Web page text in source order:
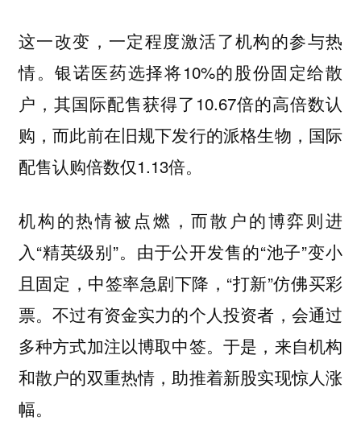
这一改变，一定程度激活了机构的参与热
情。银诺医药选择将10%的股份固定给散
户，其国际配售获得了10.67倍的高倍数认
购，而此前在旧规下发行的派格生物，国际
配售认购倍数仅1.13倍。
机构的热情被点燃，而散户的博弈则进
入“精英级别”。由于公开发售的“池子”变小
且固定，中签率急剧下降，“打新”仿佛买彩
票。不过有资金实力的个人投资者，会通过
多种方式加注以博取中签。于是，来自机构
和散户的双重热情，助推着新股实现惊人涨
幅。